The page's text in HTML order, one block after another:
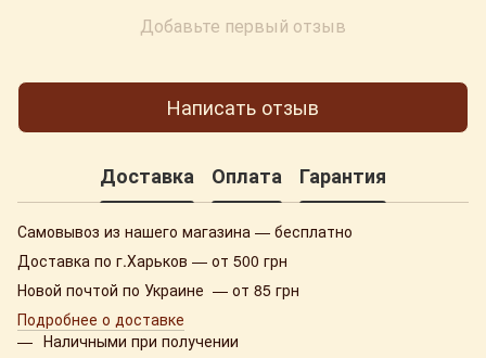
Добавьте первый отзыв
Написать отзыв
Доставка Оплата Гарантия
Самовывоз из нашего магазина — бесплатно
Доставка по г.Харьков — от 500 грн
Новой почтой по Украине — от 85 грн
Подробнее о доставке
Наличными при получении